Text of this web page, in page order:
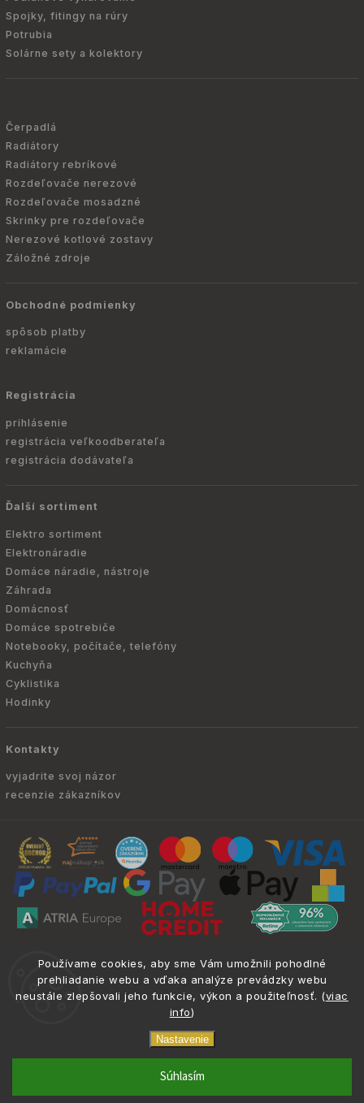
Používame cookies, aby sme Vám umožnili pohodlné
prehliadanie webu a vďaka analýze prevádzky webu
neustále zlepšovali jeho funkcie, výkon a použiteľnosť. (viac
info)
Nastavenie
Súhlasím
Spojky, fitingy na rúry
Potrubia
Solárne sety a kolektory
Čerpadlá
Radiátory
Radiátory rebríkové
Rozdeľovače nerezové
Rozdeľovače mosadzné
Skrinky pre rozdeľovače
Nerezové kotlové zostavy
Záložné zdroje
Obchodné podmienky
spôsob platby
reklamácie
Registrácia
prihlásenie
registrácia veľkoodberateľa
registrácia dodávateľa
Ďalší sortiment
Elektro sortiment
Elektronáradie
Domáce náradie, nástroje
Záhrada
Domácnosť
Domáce spotrebiče
Notebooky, počítače, telefóny
Kuchyňa
Cyklistika
Hodinky
Kontakty
vyjadrite svoj názor
recenzie zákazníkov
práva vyhradené.
0917 133 662